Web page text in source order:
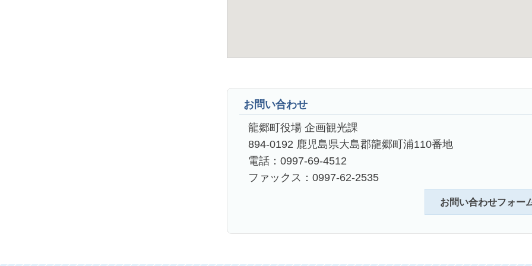
お問い合わせ
龍郷町役場 企画観光課
894-0192 鹿児島県大島郡龍郷町浦110番地
電話：0997-69-4512
ファックス：0997-62-2535
お問い合わせフォー